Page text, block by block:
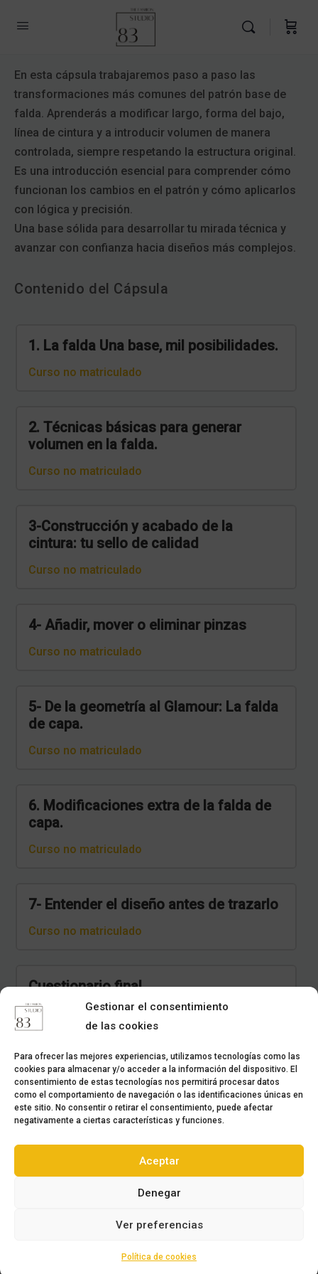
Gestionar el consentimiento
de las cookies
Para ofrecer las mejores experiencias, utilizamos tecnologías como las
cookies para almacenar y/o acceder a la información del dispositivo. El
consentimiento de estas tecnologías nos permitirá procesar datos
como el comportamiento de navegación o las identificaciones únicas en
este sitio. No consentir o retirar el consentimiento, puede afectar
negativamente a ciertas características y funciones.
Aceptar
Denegar
Ver preferencias
Política de cookies
En esta cápsula trabajaremos paso a paso las
transformaciones más comunes del patrón base de
falda. Aprenderás a modificar largo, forma del bajo,
línea de cintura y a introducir volumen de manera
controlada, siempre respetando la estructura original.
Es una introducción esencial para comprender cómo
funcionan los cambios en el patrón y cómo aplicarlos
con lógica y precisión.
Una base sólida para desarrollar tu mirada técnica y
avanzar con confianza hacia diseños más complejos.
Contenido del Cápsula
1. La falda Una base, mil posibilidades.
Curso no matriculado
2. Técnicas básicas para generar
volumen en la falda.
Curso no matriculado
3-Construcción y acabado de la
cintura: tu sello de calidad
Curso no matriculado
4- Añadir, mover o eliminar pinzas
Curso no matriculado
5- De la geometría al Glamour: La falda
de capa.
Curso no matriculado
6. Modificaciones extra de la falda de
capa.
Curso no matriculado
7- Entender el diseño antes de trazarlo
Curso no matriculado
Cuestionario final
Curso no matriculado